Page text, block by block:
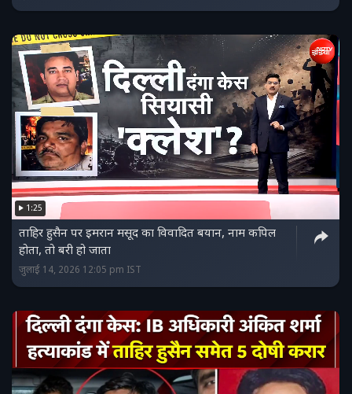
1:25
ताहिर हुसैन पर इमरान मसूद का विवादित बयान, नाम कपिल
होता, तो बरी हो जाता
जुलाई 14, 2026 12:05 pm IST